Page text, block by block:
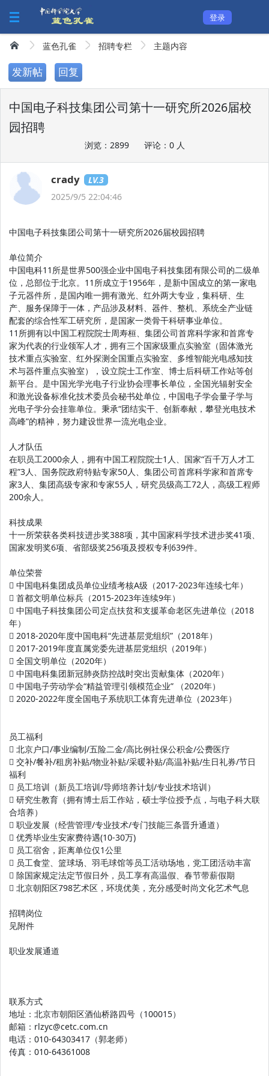
登录
蓝色孔雀 招聘专栏 主题内容
发新帖 回复
中国电子科技集团公司第十一研究所2026届校
园招聘
浏览：2899 评论：0 人
crady
LV.3
2025/9/5 22:04:46
中国电子科技集团公司第十一研究所2026届校园招聘
单位简介
中国电科11所是世界500强企业中国电子科技集团有限公司的二级单
位，总部位于北京。11所成立于1956年，是新中国成立的第一家电
子元器件所，是国内唯一拥有激光、红外两大专业，集科研、生
产、服务保障于一体，产品涉及材料、器件、整机、系统全产业链
配套的综合性军工研究所，是国家一类骨干科研事业单位。
11所拥有以中国工程院院士周寿桓、集团公司首席科学家和首席专
家为代表的行业领军人才，拥有三个国家级重点实验室（固体激光
技术重点实验室、红外探测全国重点实验室、多维智能光电感知技
术与器件重点实验室），设立院士工作室、博士后科研工作站等创
新平台。是中国光学光电子行业协会理事长单位，全国光辐射安全
和激光设备标准化技术委员会秘书处单位，中国电子学会量子学与
光电子学分会挂靠单位。秉承“团结实干、创新奉献，攀登光电技术
高峰”的精神，努力建设世界一流光电企业。
人才队伍
在职员工2000余人，拥有中国工程院院士1人、国家“百千万人才工
程”3人、国务院政府特贴专家50人、集团公司首席科学家和首席专
家3人、集团高级专家和专家55人，研究员级高工72人，高级工程师
200余人。
科技成果
十一所荣获各类科技进步奖388项，其中国家科学技术进步奖41项、
国家发明奖6项、省部级奖256项及授权专利639件。
单位荣誉
 中国电科集团成员单位业绩考核A级（2017-2023年连续七年）
 首都文明单位标兵（2015-2023年连续9年）
 中国电子科技集团公司定点扶贫和支援革命老区先进单位（2018
年）
 2018-2020年度中国电科“先进基层党组织”（2018年）
 2017-2019年度直属党委先进基层党组织（2019年）
 全国文明单位（2020年）
 中国电科集团新冠肺炎防控战时突出贡献集体（2020年）
 中国电子劳动学会“精益管理引领模范企业” （2020年）
 2020-2022年度全国电子系统职工体育先进单位（2023年）
员工福利
 北京户口/事业编制/五险二金/高比例社保公积金/公费医疗
 交补/餐补/租房补贴/物业补贴/采暖补贴/高温补贴/生日礼券/节日
福利
 员工培训（新员工培训/导师培养计划/专业技术培训）
 研究生教育（拥有博士后工作站，硕士学位授予点，与电子科大联
合培养）
 职业发展（经营管理/专业技术/专门技能三条晋升通道）
 优秀毕业生安家费待遇(10-30万)
 员工宿舍，距离单位仅1公里
 员工食堂、篮球场、羽毛球馆等员工活动场地，党工团活动丰富
 除国家规定法定节假日外，员工享有高温假、春节带薪假期
 北京朝阳区798艺术区，环境优美，充分感受时尚文化艺术气息
招聘岗位
见附件
职业发展通道
联系方式
地址：北京市朝阳区酒仙桥路四号（100015）
邮箱：rlzyc@cetc.com.cn
电话：010-64303417（郭老师）
传真：010-64361008